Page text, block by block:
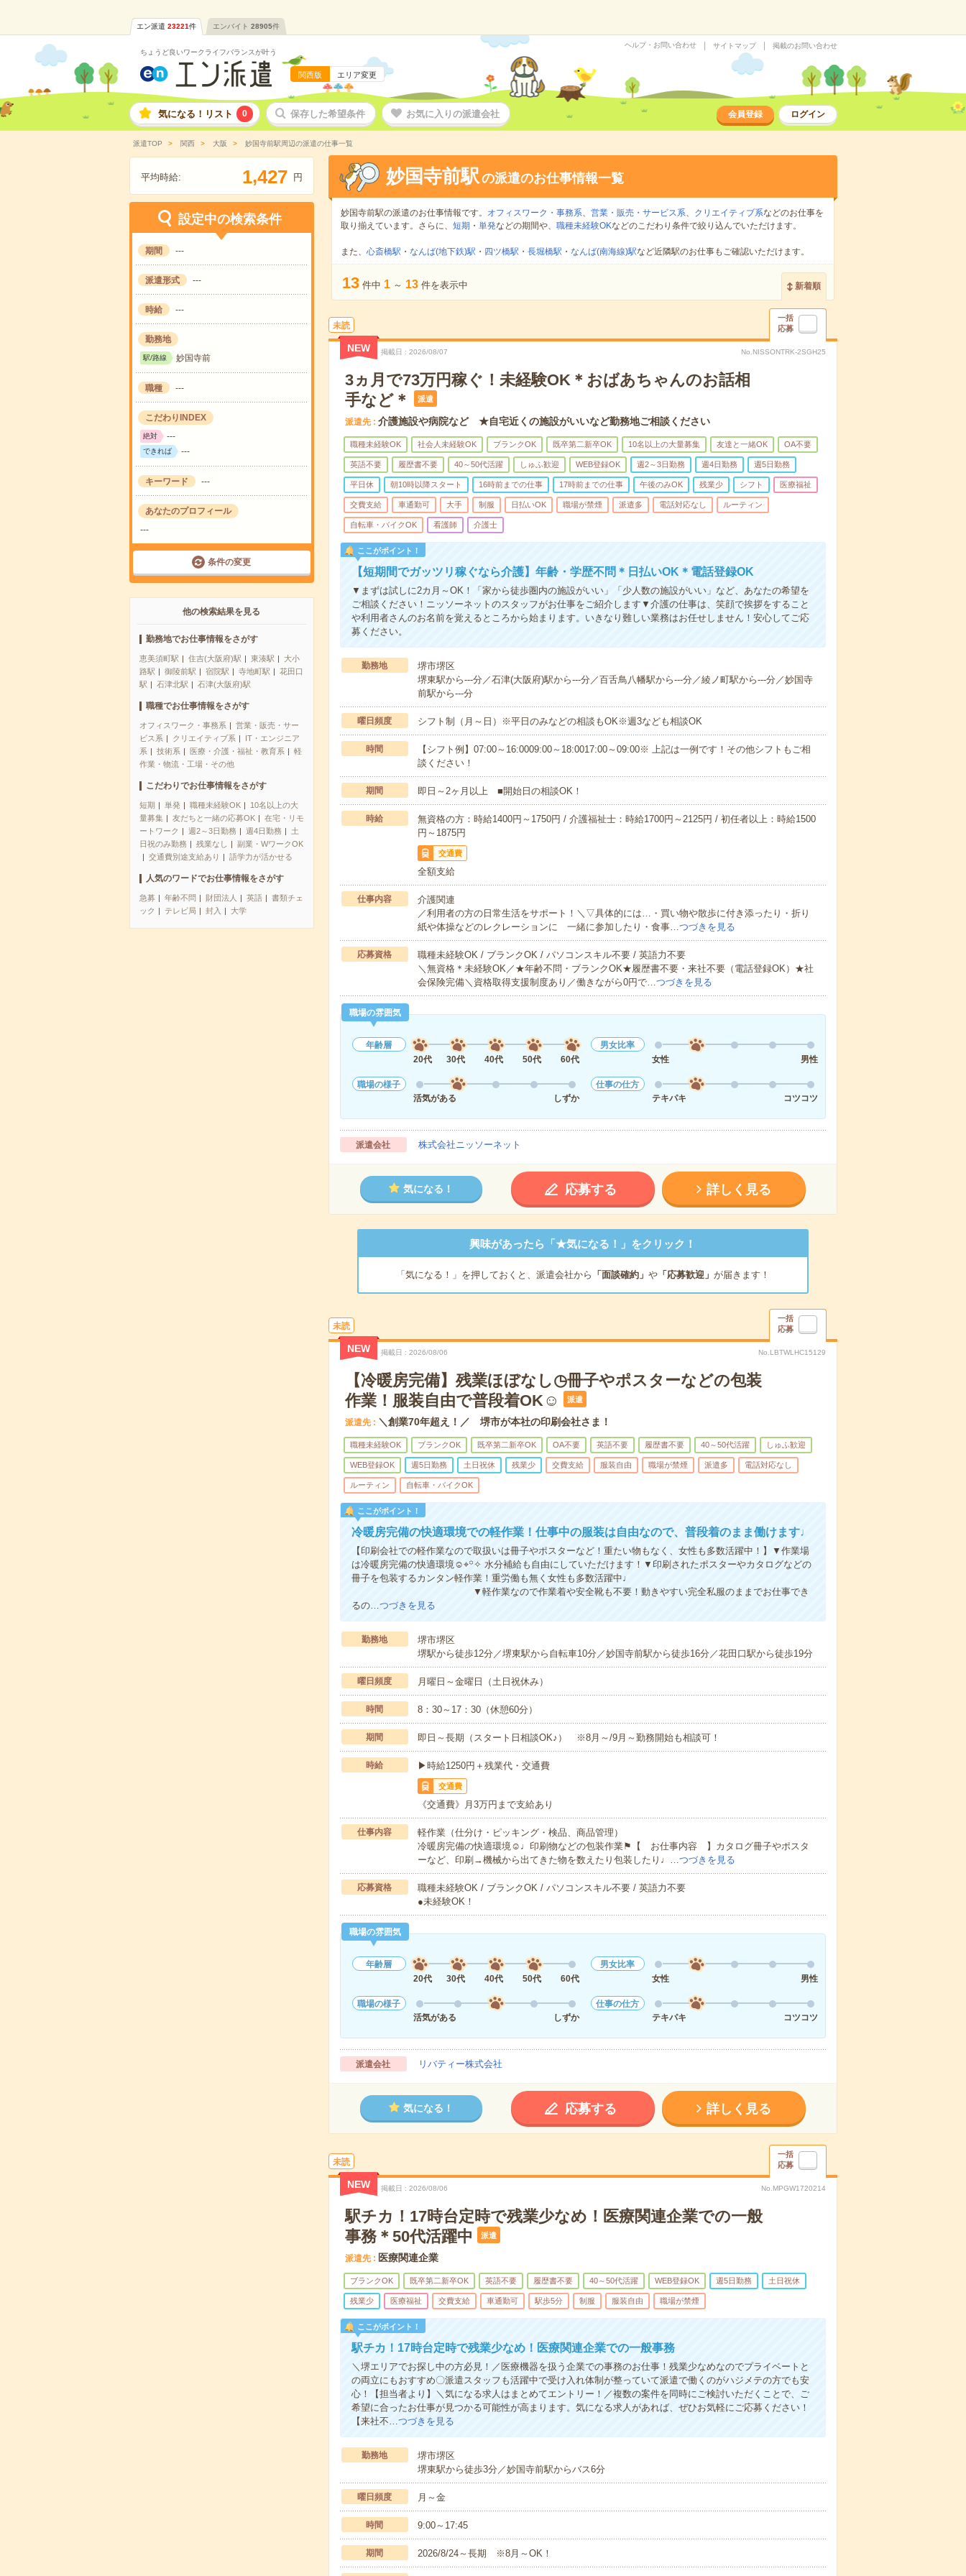
エン派遣 23221件 エンバイト 28905件
ちょうど良いワークライフバランスが叶う
関西版 エリア変更
ヘルプ・お問い合わせ サイトマップ 掲載のお問い合わせ
気になる！リスト 0 保存した希望条件 お気に入りの派遣会社 会員登録 ログイン
派遣TOP 関西 大阪 妙国寺前駅周辺の派遣の仕事一覧
平均時給: 1,427 円
設定中の検索条件
期間 ---
派遣形式 ---
時給 ---
勤務地
駅/路線 妙国寺前
職種 ---
こだわりINDEX
絶対 ---
できれば ---
キーワード ---
あなたのプロフィール
---
条件の変更
他の検索結果を見る
勤務地でお仕事情報をさがす
恵美須町駅 住吉(大阪府)駅 東湊駅
大小
路駅
御陵前駅 宿院駅 寺地町駅
花田口
駅
石津北駅 石津(大阪府)駅
職種でお仕事情報をさがす
オフィスワーク・事務系
営業・販売・サー
ビス系
クリエイティブ系
IT・エンジニア
系
技術系 医療・介護・福祉・教育系
軽
作業・物流・工場・その他
こだわりでお仕事情報をさがす
短期 単発 職種未経験OK
10名以上の大
量募集
友だちと一緒の応募OK
在宅・リモ
ートワーク
週2～3日勤務 週4日勤務
土
日祝のみ勤務
残業なし
副業・WワークOK
交通費別途支給あり
語学力が活かせる
人気のワードでお仕事情報をさがす
急募 年齢不問 財団法人 英語
書類チェ
ック
テレビ局 封入 大学
妙国寺前駅の派遣のお仕事情報一覧
妙国寺前駅の派遣のお仕事情報です。 オフィスワーク・事務系、 営業・販売・サービス系、 クリエイティブ系などのお仕事を
取り揃えています。さらに、 短期 ・ 単発などの期間や、 職種未経験OKなどのこだわり条件で絞り込んでいただけます。
また、 心斎橋駅 ・ なんば(地下鉄)駅 ・ 四ツ橋駅 ・ 長堀橋駅 ・ なんば(南海線)駅など近隣駅のお仕事もご確認いただけます。
13 件中 1 ～ 13 件を表示中 新着順
未読
一括
応募
NEW 掲載日 2026/08/07 No.NISSONTRK-2SGH25
3ヵ月で73万円稼ぐ！未経験OK＊おばあちゃんのお話相
手など＊
派遣
派遣先 介護施設や病院など ★自宅近くの施設がいいなど勤務地ご相談ください
職種未経験OK 社会人未経験OK ブランクOK 既卒第二新卒OK 10名以上の大量募集 友達と一緒OK OA不要
英語不要 履歴書不要 40～50代活躍 しゅふ歓迎 WEB登録OK 週2～3日勤務 週4日勤務 週5日勤務
平日休 朝10時以降スタート 16時前までの仕事 17時前までの仕事 午後のみOK 残業少 シフト 医療福祉
交費支給 車通勤可 大手 制服 日払いOK 職場が禁煙 派遣多 電話対応なし ルーティン
自転車・バイクOK 看護師 介護士
ここがポイント！
【短期間でガッツリ稼ぐなら介護】年齢・学歴不問＊日払いOK＊電話登録OK
▼まずは試しに2カ月～OK！「家から徒歩圏内の施設がいい」「少人数の施設がいい」など、あなたの希望を
ご相談ください！ニッソーネットのスタッフがお仕事をご紹介します▼介護の仕事は、笑顔で挨拶をすること
や利用者さんのお名前を覚えるところから始まります。いきなり難しい業務はお任せしません！安心してご応
募ください。
勤務地
堺市堺区
堺東駅から---分／石津(大阪府)駅から---分／百舌鳥八幡駅から---分／綾ノ町駅から---分／妙国寺
前駅から---分
曜日頻度 シフト制（月～日）※平日のみなどの相談もOK※週3なども相談OK
時間
【シフト例】07:00～16:0009:00～18:0017:00～09:00※ 上記は一例です！その他シフトもご相
談ください！
期間 即日～2ヶ月以上 ■開始日の相談OK！
時給
無資格の方：時給1400円～1750円 / 介護福祉士：時給1700円～2125円 / 初任者以上：時給1500
円～1875円
交通費
全額支給
仕事内容
介護関連
／利用者の方の日常生活をサポート！＼▽具体的には…・買い物や散歩に付き添ったり・折り
紙や体操などのレクレーションに 一緒に参加したり・食事…つづきを見る
応募資格
職種未経験OK / ブランクOK / パソコンスキル不要 / 英語力不要
＼無資格＊未経験OK／★年齢不問・ブランクOK★履歴書不要・来社不要（電話登録OK）★社
会保険完備＼資格取得支援制度あり／働きながら0円で…つづきを見る
職場の雰囲気
年齢層
20代
30代 40代 50代 60代
男女比率
女性
男性
職場の様子
活気がある
しずか
仕事の仕方
テキパキ
コツコツ
派遣会社 株式会社ニッソーネット
気になる！ 応募する 詳しく見る
興味があったら「★気になる！」をクリック！
「気になる！」を押しておくと、派遣会社から 「面談確約」 や「応募歓迎」 が届きます！
未読
一括
応募
NEW 掲載日 2026/08/06 No.LBTWLHC15129
【冷暖房完備】残業ほぼなし◷冊子やポスターなどの包装
作業！服装自由で普段着OK☺
派遣
派遣先 ＼創業70年超え！／ 堺市が本社の印刷会社さま！
職種未経験OK ブランクOK 既卒第二新卒OK OA不要 英語不要 履歴書不要 40～50代活躍 しゅふ歓迎
WEB登録OK 週5日勤務 土日祝休 残業少 交費支給 服装自由 職場が禁煙 派遣多 電話対応なし
ルーティン 自転車・バイクOK
ここがポイント！
冷暖房完備の快適環境での軽作業！仕事中の服装は自由なので、普段着のまま働けます♩
【印刷会社での軽作業なので取扱いは冊子やポスターなど！重たい物もなく、女性も多数活躍中！】▼作業場
は冷暖房完備の快適環境☺⌖꙳✧ 水分補給も自由にしていただけます！▼印刷されたポスターやカタログなどの
冊子を包装するカンタン軽作業！重労働も無く女性も多数活躍中♩
▼軽作業なので作業着や安全靴も不要！動きやすい完全私服のままでお仕事でき
るの…つづきを見る
勤務地
堺市堺区
堺駅から徒歩12分／堺東駅から自転車10分／妙国寺前駅から徒歩16分／花田口駅から徒歩19分
曜日頻度 月曜日～金曜日（土日祝休み）
時間 8：30～17：30（休憩60分）
期間 即日～長期（スタート日相談OK♪） ※8月～/9月～勤務開始も相談可！
時給 ▶時給1250円＋残業代・交通費
交通費
《交通費》月3万円まで支給あり
仕事内容
軽作業（仕分け・ピッキング・検品、商品管理）
冷暖房完備の快適環境☺♩印刷物などの包装作業⚑【 お仕事内容 】カタログ冊子やポスタ
ーなど、印刷→機械から出てきた物を数えたり包装したり♩…つづきを見る
応募資格
職種未経験OK / ブランクOK / パソコンスキル不要 / 英語力不要
●未経験OK！
職場の雰囲気
年齢層
20代
30代 40代 50代 60代
男女比率
女性
男性
職場の様子
活気がある
しずか
仕事の仕方
テキパキ
コツコツ
派遣会社 リバティー株式会社
気になる！ 応募する 詳しく見る
未読
一括
応募
NEW 掲載日 2026/08/06 No.MPGW1720214
駅チカ！17時台定時で残業少なめ！医療関連企業での一般
事務＊50代活躍中
派遣
派遣先 医療関連企業
ブランクOK 既卒第二新卒OK 英語不要 履歴書不要 40～50代活躍 WEB登録OK 週5日勤務 土日祝休
残業少 医療福祉 交費支給 車通勤可 駅歩5分 制服 服装自由 職場が禁煙
ここがポイント！
駅チカ！17時台定時で残業少なめ！医療関連企業での一般事務
＼堺エリアでお探し中の方必見！／医療機器を扱う企業での事務のお仕事！残業少なめなのでプライベートと
の両立にもおすすめ〇派遣スタッフも活躍中で受け入れ体制が整っていて派遣で働くのがハジメテの方でも安
心！【担当者より】＼気になる求人はまとめてエントリー！／複数の案件を同時にご検討いただくことで、ご
希望に合ったお仕事が見つかる可能性が高まります。気になる求人があれば、ぜひお気軽にご応募ください！
【来社不…つづきを見る
勤務地
堺市堺区
堺東駅から徒歩3分／妙国寺前駅からバス6分
曜日頻度 月～金
時間 9:00～17:45
期間 2026/8/24～長期 ※8月～OK！